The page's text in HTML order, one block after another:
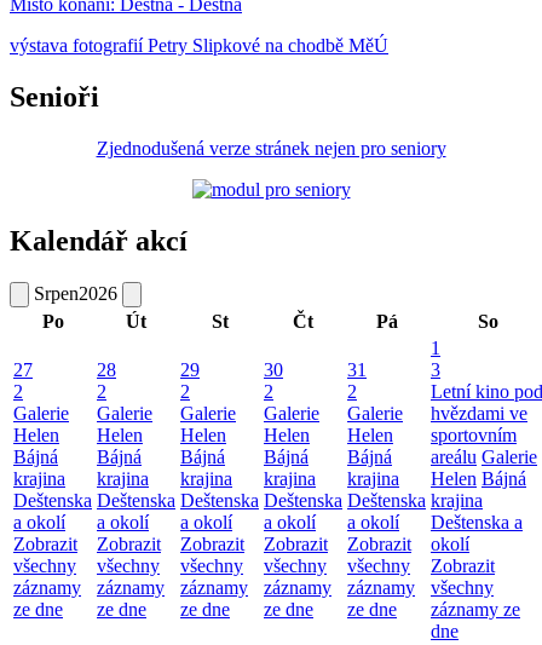
Místo konání: Deštná - Deštná
výstava fotografií Petry Slipkové na chodbě MěÚ
Senioři
Zjednodušená verze stránek nejen pro seniory
Kalendář akcí
Srpen2026
Po
Út St Čt Pá So
27
2
Galerie
Helen
Bájná
krajina
Deštenska
a okolí
Zobrazit
všechny
záznamy
ze dne
28
2
Galerie
Helen
Bájná
krajina
Deštenska
a okolí
Zobrazit
všechny
záznamy
ze dne
29
2
Galerie
Helen
Bájná
krajina
Deštenska
a okolí
Zobrazit
všechny
záznamy
ze dne
30
2
Galerie
Helen
Bájná
krajina
Deštenska
a okolí
Zobrazit
všechny
záznamy
ze dne
31
2
Galerie
Helen
Bájná
krajina
Deštenska
a okolí
Zobrazit
všechny
záznamy
ze dne
1
3
Letní kino pod
hvězdami ve
sportovním
areálu Galerie
Helen Bájná
krajina
Deštenska a
okolí
Zobrazit
všechny
záznamy ze
dne